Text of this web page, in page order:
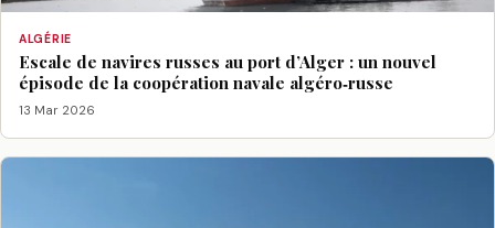
ALGÉRIE
Escale de navires russes au port d’Alger : un nouvel
épisode de la coopération navale algéro‑russe
13 Mar 2026